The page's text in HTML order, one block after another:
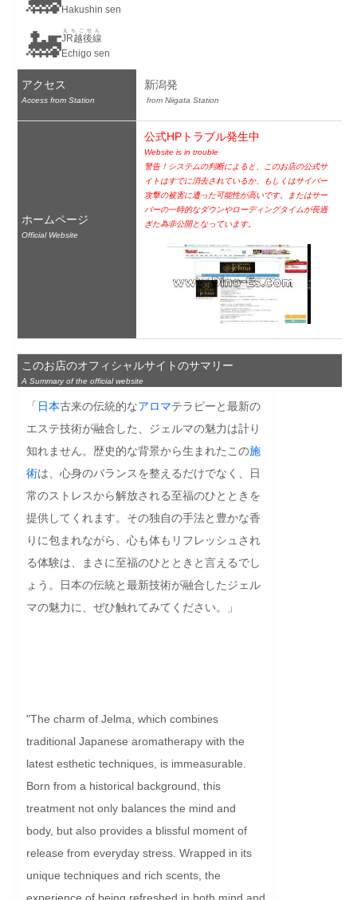
Hakushin sen
🚂JR越後線
えちごせん
Echigo sen
アクセス
Access from Station
新潟発
from Niigata Station
ホームページ
Official Website
公式HPトラブル発生中
Website is in trouble
警告！システムの判断によると、このお店の公式サ
イトはすでに消去されているか、もしくはサイバー
攻撃の被害に遭った可能性が高いです。またはサー
バーの一時的なダウンやローディングタイムが長過
ぎた為非公開となっています。
このお店のオフィシャルサイトのサマリー
A Summary of the official website
「 日本古来の伝統的なアロマテラピーと最新の
エステ技術が融合した、ジェルマの魅力は計り
知れません。歴史的な背景から生まれたこの施
術は、心身のバランスを整えるだけでなく、日
常のストレスから解放される至福のひとときを
提供してくれます。その独自の手法と豊かな香
りに包まれながら、心も体もリフレッシュされ
る体験は、まさに至福のひとときと言えるでし
ょう。日本の伝統と最新技術が融合したジェル
マの魅力に、ぜひ触れてみてください。」
"The charm of Jelma, which combines
traditional Japanese aromatherapy with the
latest esthetic techniques, is immeasurable.
Born from a historical background, this
treatment not only balances the mind and
body, but also provides a blissful moment of
release from everyday stress. Wrapped in its
unique techniques and rich scents, the
experience of being refreshed in both mind and